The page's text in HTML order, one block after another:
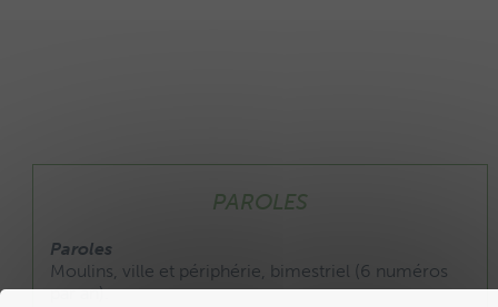
PAROLES
Paroles
Moulins, ville et périphérie, bimestriel (6 numéros
par an).